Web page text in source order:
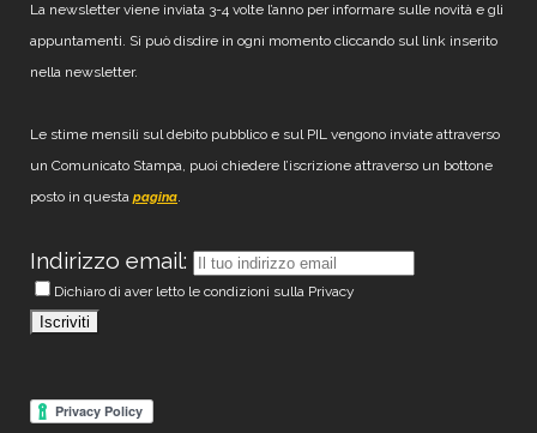
La newsletter viene inviata 3-4 volte l’anno per informare sulle novità e gli
appuntamenti. Si può disdire in ogni momento cliccando sul link inserito
nella newsletter.
Le stime mensili sul debito pubblico e sul PIL vengono inviate attraverso
un Comunicato Stampa, puoi chiedere l’iscrizione attraverso un bottone
posto in questa pagina.
Indirizzo email:
Dichiaro di aver letto le condizioni sulla Privacy